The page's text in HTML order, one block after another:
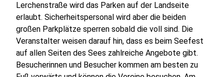
Lerchenstraße wird das Parken auf der Landseite
erlaubt. Sicherheitspersonal wird aber die beiden
großen Parkplätze sperren sobald die voll sind. Die
Veranstalter weisen darauf hin, dass es beim Seefest
auf allen Seiten des Sees zahlreiche Angebote gibt.
Besucherinnen und Besucher kommen am besten zu